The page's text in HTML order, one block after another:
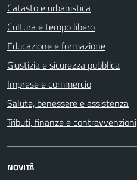
Catasto e urbanistica
Cultura e tempo libero
Educazione e formazione
Giustizia e sicurezza pubblica
Imprese e commercio
Salute, benessere e assistenza
Tributi, finanze e contravvenzioni
NOVITÀ